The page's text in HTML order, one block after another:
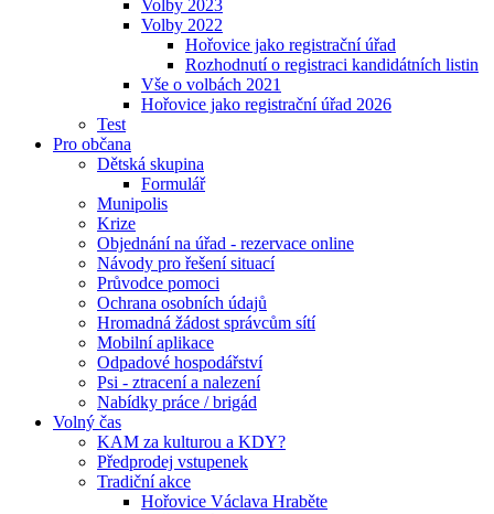
Volby 2023
Volby 2022
Hořovice jako registrační úřad
Rozhodnutí o registraci kandidátních listin
Vše o volbách 2021
Hořovice jako registrační úřad 2026
Test
Pro občana
Dětská skupina
Formulář
Munipolis
Krize
Objednání na úřad - rezervace online
Návody pro řešení situací
Průvodce pomoci
Ochrana osobních údajů
Hromadná žádost správcům sítí
Mobilní aplikace
Odpadové hospodářství
Psi - ztracení a nalezení
Nabídky práce / brigád
Volný čas
KAM za kulturou a KDY?
Předprodej vstupenek
Tradiční akce
Hořovice Václava Hraběte